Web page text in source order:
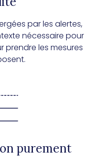
par les alertes,
nécessaire pour
prendre les mesures
purement